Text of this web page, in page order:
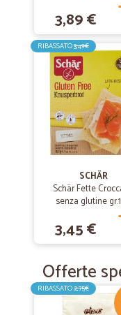
3,89 €
RIBASSATO3,49€
SCHÄR
Schär Fette
senza glutine
3,45 €
Offerte
RIBASSATO2,75€